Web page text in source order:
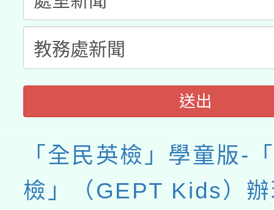
月28日止
送出
「全民英檢」學童版-
檢」（GEPT Kids）